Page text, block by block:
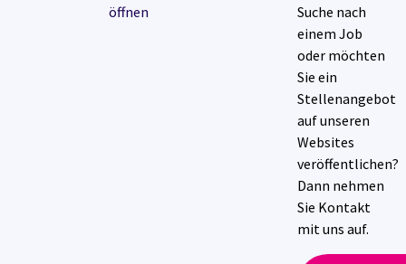
öffnen
Suche nach
einem Job
oder möchten
Sie ein
Stellenangebot
auf unseren
Websites
veröffentlichen?
Dann nehmen
Sie Kontakt
mit uns auf.